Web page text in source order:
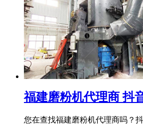
福建磨粉机代理商 抖
您在查找福建磨粉机代理商吗？